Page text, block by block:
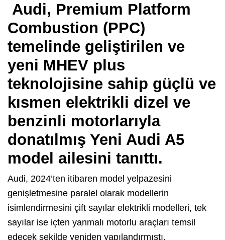
Audi, Premium Platform
Combustion (PPC)
temelinde geliştirilen ve
yeni MHEV plus
teknolojisine sahip güçlü ve
kısmen elektrikli dizel ve
benzinli motorlarıyla
donatılmış Yeni Audi A5
model ailesini tanıttı.
Audi, 2024’ten itibaren model yelpazesini
genişletmesine paralel olarak modellerin
isimlendirmesini çift sayılar elektrikli modelleri, tek
sayılar ise içten yanmalı motorlu araçları temsil
edecek şekilde yeniden yapılandırmıştı.